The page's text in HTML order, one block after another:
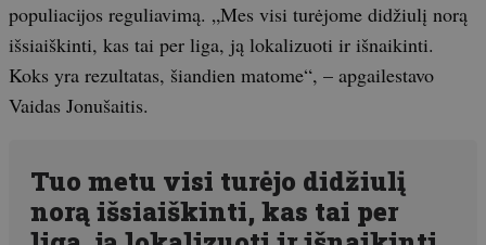
populiacijos reguliavimą. „Mes visi turėjome didžiulį norą
išsiaiškinti, kas tai per liga, ją lokalizuoti ir išnaikinti.
Koks yra rezultatas, šiandien matome“, – apgailestavo
Vaidas Jonušaitis.
Tuo metu visi turėjo didžiulį
norą išsiaiškinti, kas tai per